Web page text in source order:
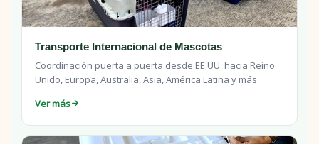
Transporte Internacional de Mascotas
Coordinación puerta a puerta desde EE.UU. hacia Reino
Unido, Europa, Australia, Asia, América Latina y más.
Ver más